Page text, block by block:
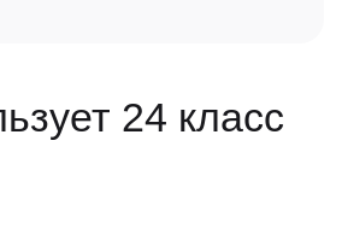
24 класс